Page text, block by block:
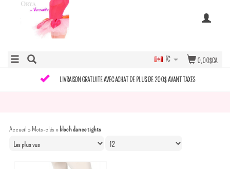
0,00$CA
FC
LIVRAISON GRATUITE AVEC ACHAT DE PLUS DE 200$ AVANT TAXES
Accueil »Mots-clés » bloch dance tights